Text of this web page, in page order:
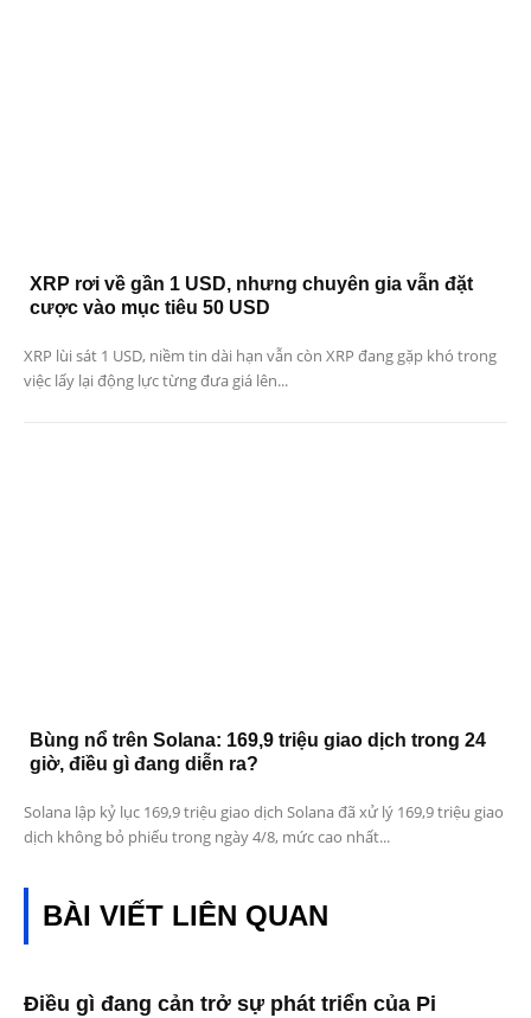
XRP rơi về gần 1 USD, nhưng chuyên gia vẫn đặt
cược vào mục tiêu 50 USD
XRP lùi sát 1 USD, niềm tin dài hạn vẫn còn XRP đang gặp khó trong
việc lấy lại động lực từng đưa giá lên...
Bùng nổ trên Solana: 169,9 triệu giao dịch trong 24
giờ, điều gì đang diễn ra?
Solana lập kỷ lục 169,9 triệu giao dịch Solana đã xử lý 169,9 triệu giao
dịch không bỏ phiếu trong ngày 4/8, mức cao nhất...
BÀI VIẾT LIÊN QUAN
Điều gì đang cản trở sự phát triển của Pi